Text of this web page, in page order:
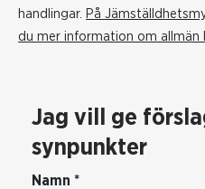
handlingar. På
du mer information om allmän
Jag vill ge
synpunkter
Namn *